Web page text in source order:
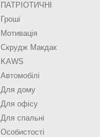
ПАТРІОТИЧНІ
Гроші
Мотивація
Скрудж Макдак
KAWS
Автомобілі
Для дому
Для офісу
Для спальні
Особистості